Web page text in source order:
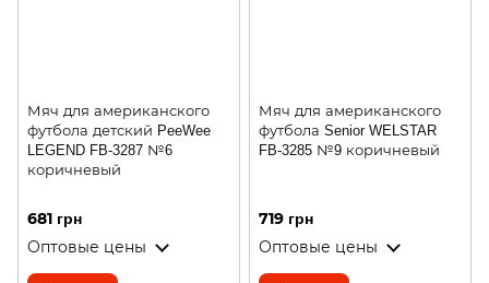
Мяч для американского
футбола детский PeeWee
LEGEND FB-3287 №6
коричневый
681 грн
Оптовые цены
Мяч для американского
футбола Senior WELSTAR
FB-3285 №9 коричневый
719 грн
Оптовые цены